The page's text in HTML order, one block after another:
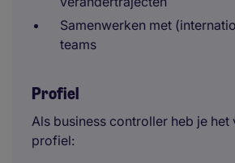
Samenwerken met
teams
Profiel
Als business controller heb je het
profiel: